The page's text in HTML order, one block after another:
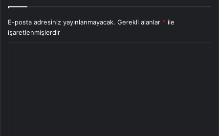
E-posta adresiniz yayınlanmayacak. Gerekli alanlar * ile
işaretlenmişlerdir